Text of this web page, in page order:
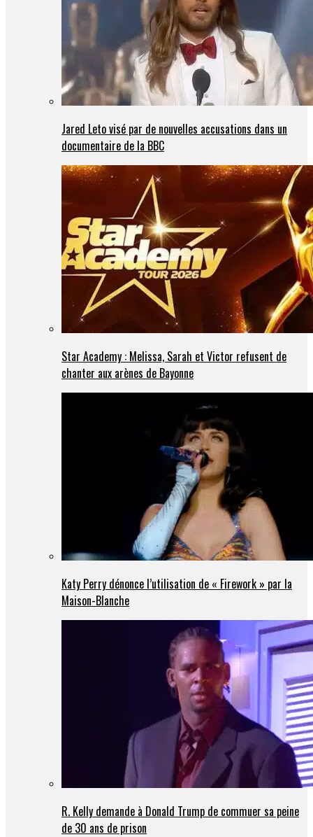
Jared Leto visé par de nouvelles accusations dans un
documentaire de la BBC
Star Academy : Melissa, Sarah et Victor refusent de
chanter aux arènes de Bayonne
Katy Perry dénonce l’utilisation de « Firework » par la
Maison-Blanche
R. Kelly demande à Donald Trump de commuer sa peine
de 30 ans de prison